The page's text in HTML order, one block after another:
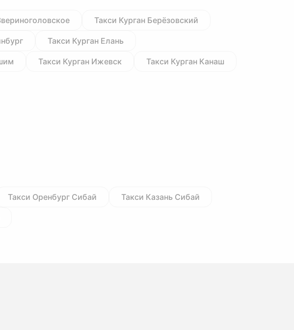
Такси Курган Берёзовский
Такси Курган Елань
Такси Курган Ижевск Такси Курган Канаш
Такси Оренбург Сибай Такси Казань Сибай